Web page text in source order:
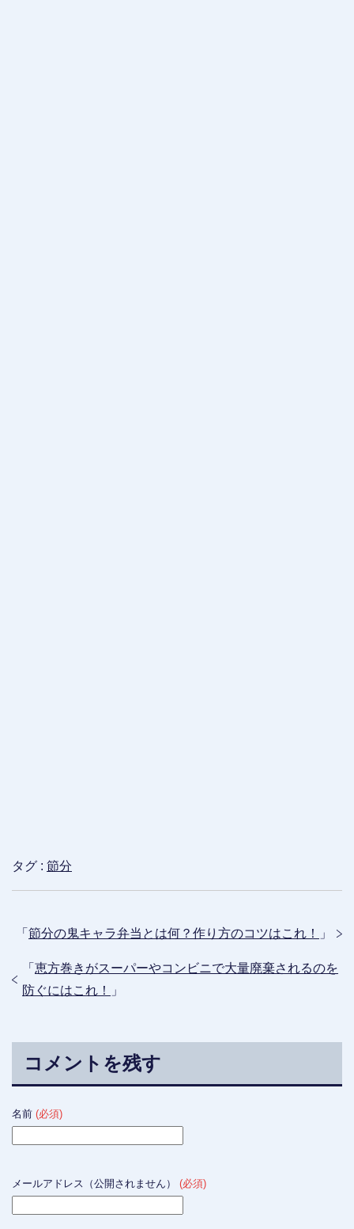
タグ : 節分
「 節分の鬼キャラ弁当とは何？作り方のコツはこれ！ 」
「 恵方巻きがスーパーやコンビニで大量廃棄されるのを
防ぐにはこれ！
」
コメントを残す
名前 (必須)
メールアドレス（公開されません） (必須)